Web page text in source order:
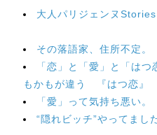
大人パリジェンヌ
その落語家、住所不定。
「恋」と「愛」と「は
もかもが違う 『はつ恋』
「愛」って気持ち悪い。
“隠れビッチ”やってまし